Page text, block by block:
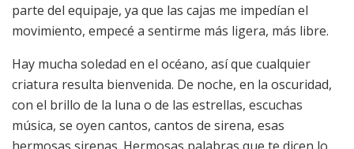
parte del equipaje, ya que las cajas me impedían el
movimiento, empecé a sentirme más ligera, más libre.
Hay mucha soledad en el océano, así que cualquier
criatura resulta bienvenida. De noche, en la oscuridad,
con el brillo de la luna o de las estrellas, escuchas
música, se oyen cantos, cantos de sirena, esas